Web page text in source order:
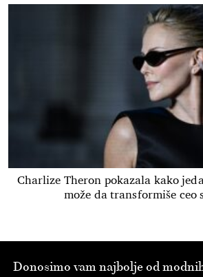
Charlize Theron pokazala kako
može da transformiše ceo
Donosimo vam najbolje od